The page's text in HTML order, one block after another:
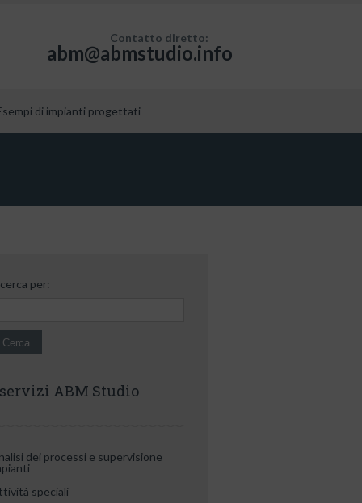
Contatto diretto:
abm@abmstudio.info
di impianti progettati
per:
ABM Studio
dei processi e supervisione
speciali